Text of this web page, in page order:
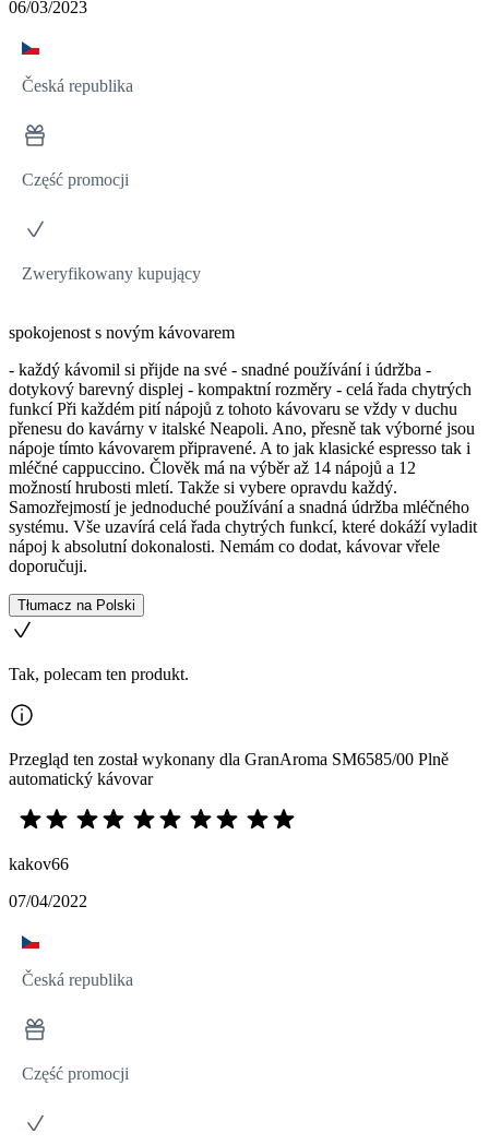
06/03/2023
Česká republika
Część promocji
Zweryfikowany kupujący
spokojenost s novým kávovarem
- každý kávomil si přijde na své - snadné používání i údržba -
dotykový barevný displej - kompaktní rozměry - celá řada chytrých
funkcí Při každém pití nápojů z tohoto kávovaru se vždy v duchu
přenesu do kavárny v italské Neapoli. Ano, přesně tak výborné jsou
nápoje tímto kávovarem připravené. A to jak klasické espresso tak i
mléčné cappuccino. Člověk má na výběr až 14 nápojů a 12
možností hrubosti mletí. Takže si vybere opravdu každý.
Samozřejmostí je jednoduché používání a snadná údržba mléčného
systému. Vše uzavírá celá řada chytrých funkcí, které dokáží vyladit
nápoj k absolutní dokonalosti. Nemám co dodat, kávovar vřele
doporučuji.
Tłumacz na Polski
Tak, polecam ten produkt.
Przegląd ten został wykonany dla GranAroma SM6585/00 Plně
automatický kávovar
kakov66
07/04/2022
Česká republika
Część promocji